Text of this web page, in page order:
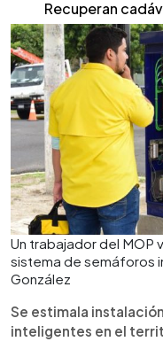
Recuperan
Un trabajador del MOP
sistema de semáforos
González
Se estimala
inteligentes en el